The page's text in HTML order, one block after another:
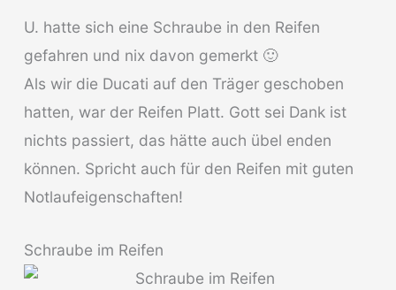
U. hatte sich eine Schraube in den Reifen
gefahren und nix davon gemerkt 🙂
Als wir die Ducati auf den Träger geschoben
hatten, war der Reifen Platt. Gott sei Dank ist
nichts passiert, das hätte auch übel enden
können. Spricht auch für den Reifen mit guten
Notlaufeigenschaften!
Schraube im Reifen